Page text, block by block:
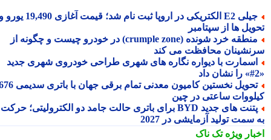
جیلی E2 الکتریکی در اروپا ثبت نام شد؛ قیمت آغازی 19,490 یورو و
ها از سپتامبر
منطقه خرد شونده (crumple zone) در خودرو چیست و چگونه از
محافظت می کند
با دیواره نگاره های شهری طراحی خودروی شهری جدید
تحویل نخستین کامیون معدنی تمام برقی جهان با باتری سدیمی 676
ساعتی در چین
پتنت های جدید BYD برای باتری حالت جامد دو الکترولیتی؛ حرکت
سمت تولید آزمایشی در 2027
ویژهتک ناک